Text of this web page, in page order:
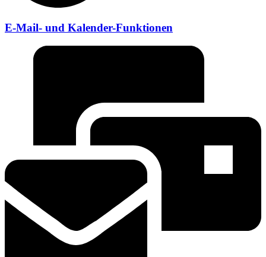
E-Mail- und Kalender-Funktionen